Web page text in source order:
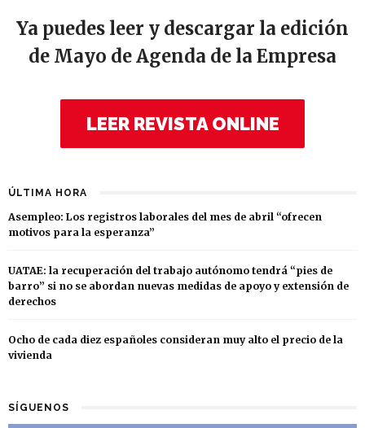
Ya puedes leer y descargar la edición
de Mayo de Agenda de la Empresa
LEER REVISTA ONLINE
ÚLTIMA HORA
Asempleo: Los registros laborales del mes de abril “ofrecen
motivos para la esperanza”
UATAE: la recuperación del trabajo autónomo tendrá “pies de
barro” si no se abordan nuevas medidas de apoyo y extensión de
derechos
Ocho de cada diez españoles consideran muy alto el precio de la
vivienda
SÍGUENOS